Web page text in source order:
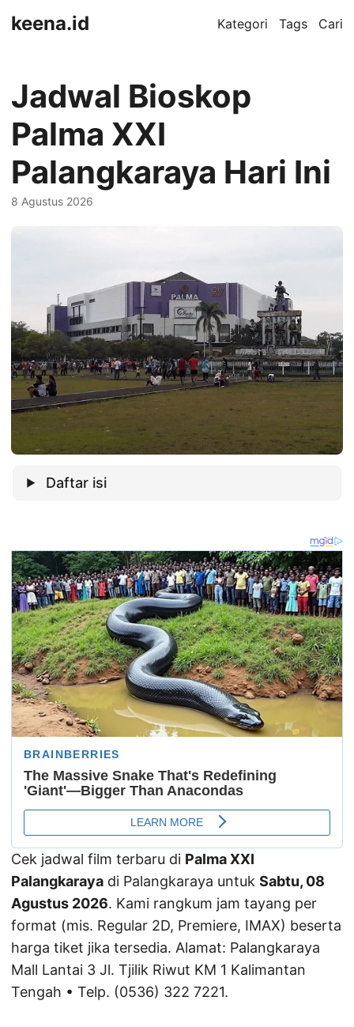
keena.id Kategori Tags Cari
Jadwal Bioskop
Palma XXI
Palangkaraya Hari Ini
8 Agustus 2026
Daftar isi
Cek jadwal film terbaru di Palma XXI
Palangkaraya di Palangkaraya untuk Sabtu, 08
Agustus 2026. Kami rangkum jam tayang per
format (mis. Regular 2D, Premiere, IMAX) beserta
harga tiket jika tersedia. Alamat: Palangkaraya
Mall Lantai 3 Jl. Tjilik Riwut KM 1 Kalimantan
Tengah • Telp. (0536) 322 7221.